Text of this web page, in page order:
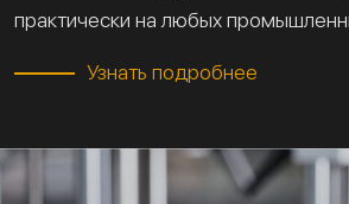
практически на любых
Узнать подробнее